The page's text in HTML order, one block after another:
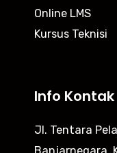
Online LMS
Kursus Teknisi
Info Kontak
Jl. Tentara